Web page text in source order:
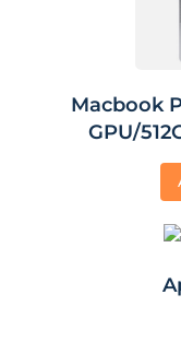
Macbook
GPU/